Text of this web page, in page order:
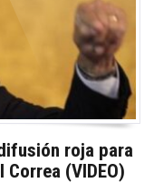
roja para
(VIDEO)